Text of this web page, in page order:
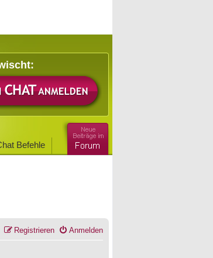
Befehle
Anmelden
Registrieren